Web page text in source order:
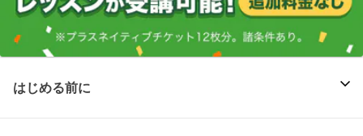
はじめる前に